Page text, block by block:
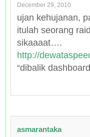
December 29, 2010
ujan kehujanan,
itulah seorang
sikaaaat….
http://
“dibalik
asmarantaka